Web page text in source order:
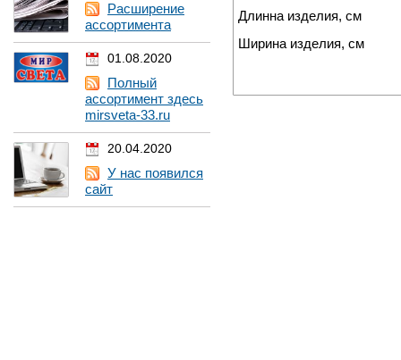
Расширение
ассортимента
01.08.2020
Полный
ассортимент здесь
mirsveta-33.ru
20.04.2020
У нас появился
сайт
Длинна изделия, см
Ширина изделия, см